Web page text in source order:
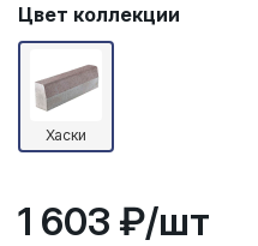
Цвет коллекции
Хаски
1 603 ₽/шт